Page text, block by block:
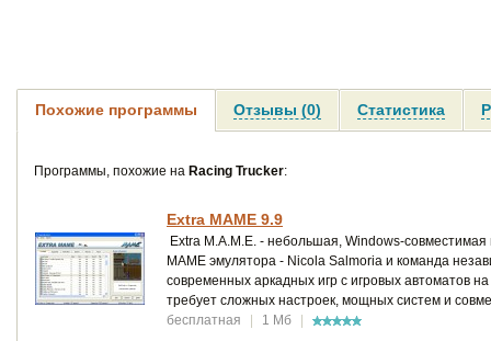
Похожие программы Отзывы (0) Статистика
Программы, похожие на Racing Trucker:
Extra MAME 9.9
Extra M.A.M.E. - небольшая, Windows-
MAME эмулятора - Nicola Salmoria и команда
современных аркадных игр с игровых автоматов
требует сложных настроек, мощных систем и
бесплатная
| 1 Мб |